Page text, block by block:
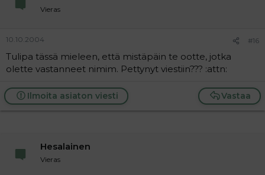
Vieras
10.10.2004 #16
Tulipa tässä mieleen, että mistäpäin te ootte, jotka
olette vastanneet nimim. Pettynyt viestiin??? :attn:
Vastaa
Ilmoita asiaton viesti
Hesalainen
Vieras